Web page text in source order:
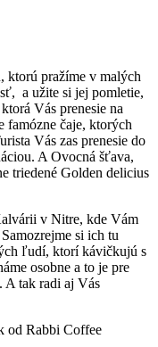
ktorú pražíme v malých
a užite si jej pomletie,
Vás prenesie na
famózne čaje, ktorých
Vás zas prenesie do
A Ovocná šťava,
triedené Golden delicius
v Nitre, kde Vám
si ich tu
ľudí, ktorí kávičkujú s
osobne a to je pre
A tak radi aj Vás
od Rabbi Coffee